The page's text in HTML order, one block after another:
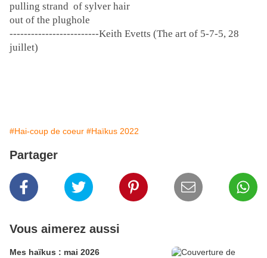
pulling strand of sylver hair
out of the plughole
-------------------------Keith Evetts (The art of 5-7-5, 28
juillet)
#Hai-coup de coeur #Haïkus 2022
Partager
Vous aimerez aussi
Mes haïkus : mai 2026